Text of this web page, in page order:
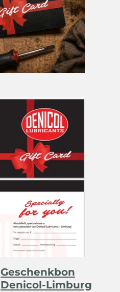
Geschenkbon
Denicol-Limburg